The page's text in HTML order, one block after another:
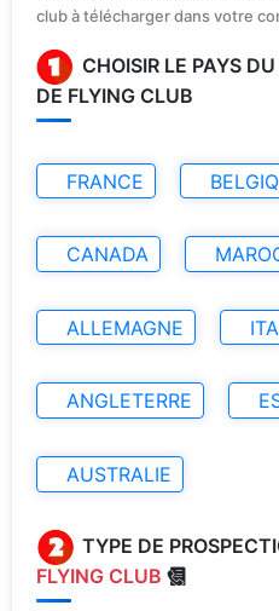
club à télécharger dans votre
CHOISIR LE PAYS
DE FLYING CLUB
FRANCE
CANADA
ALLEMAGNE
ANGLETERRE
AUSTRALIE
TYPE DE
FLYING CLUB